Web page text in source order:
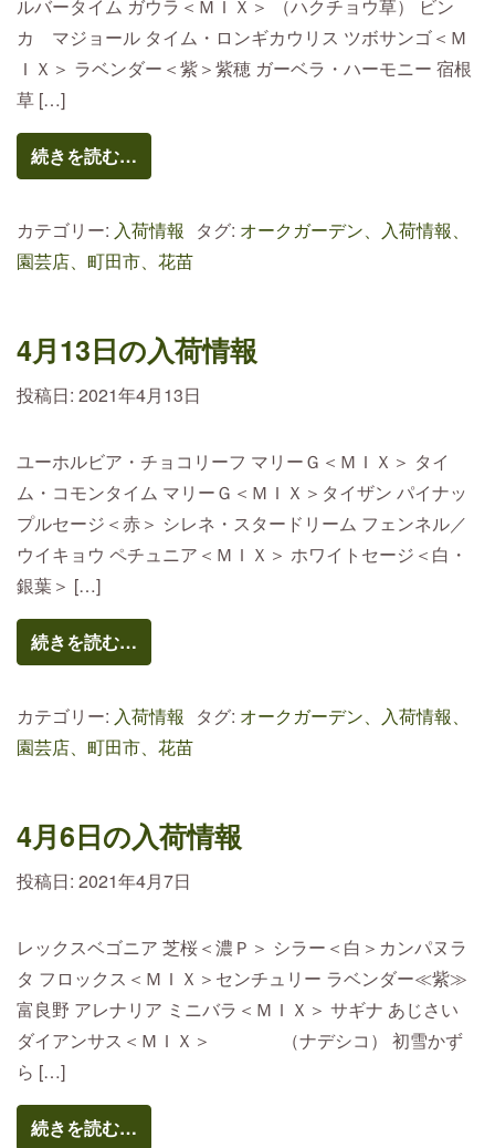
ルバータイム ガウラ＜ＭＩＸ＞ （ハクチョウ草） ビン
カ マジョール タイム・ロンギカウリス ツボサンゴ＜Ｍ
ＩＸ＞ ラベンダー＜紫＞紫穂 ガーベラ・ハーモニー 宿根
草 […]
続きを読む…
カテゴリー: 入荷情報 タグ: オークガーデン、入荷情報、
園芸店、町田市、花苗
4月13日の入荷情報
投稿日: 2021年4月13日
ユーホルビア・チョコリーフ マリーＧ＜ＭＩＸ＞ タイ
ム・コモンタイム マリーＧ＜ＭＩＸ＞タイザン パイナッ
プルセージ＜赤＞ シレネ・スタードリーム フェンネル／
ウイキョウ ペチュニア＜ＭＩＸ＞ ホワイトセージ＜白・
銀葉＞ […]
続きを読む…
カテゴリー: 入荷情報 タグ: オークガーデン、入荷情報、
園芸店、町田市、花苗
4月6日の入荷情報
投稿日: 2021年4月7日
レックスベゴニア 芝桜＜濃Ｐ＞ シラー＜白＞カンパヌラ
タ フロックス＜ＭＩＸ＞センチュリー ラベンダー≪紫≫
富良野 アレナリア ミニバラ＜ＭＩＸ＞ サギナ あじさい
ダイアンサス＜ＭＩＸ＞ （ナデシコ） 初雪かず
ら […]
続きを読む…